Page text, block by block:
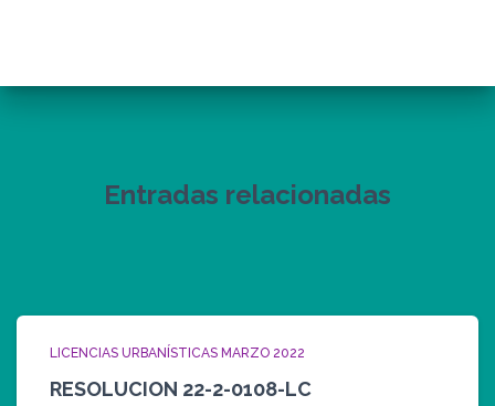
Entradas relacionadas
LICENCIAS URBANÍSTICAS MARZO 2022
RESOLUCION 22-2-0108-LC